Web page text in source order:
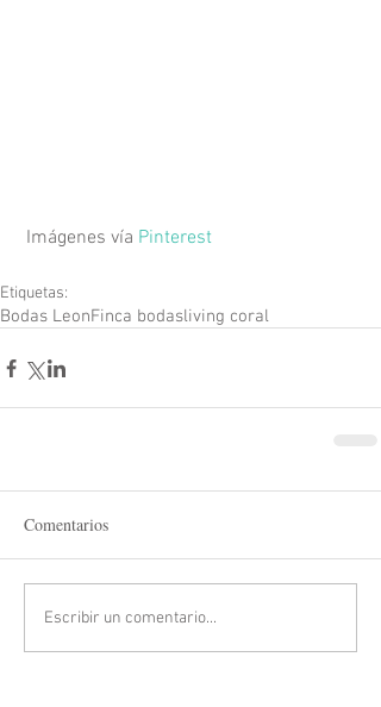
Imágenes vía Pinterest
Etiquetas:
Bodas LeonFinca bodasliving coral
Comentarios
Escribir un comentario...